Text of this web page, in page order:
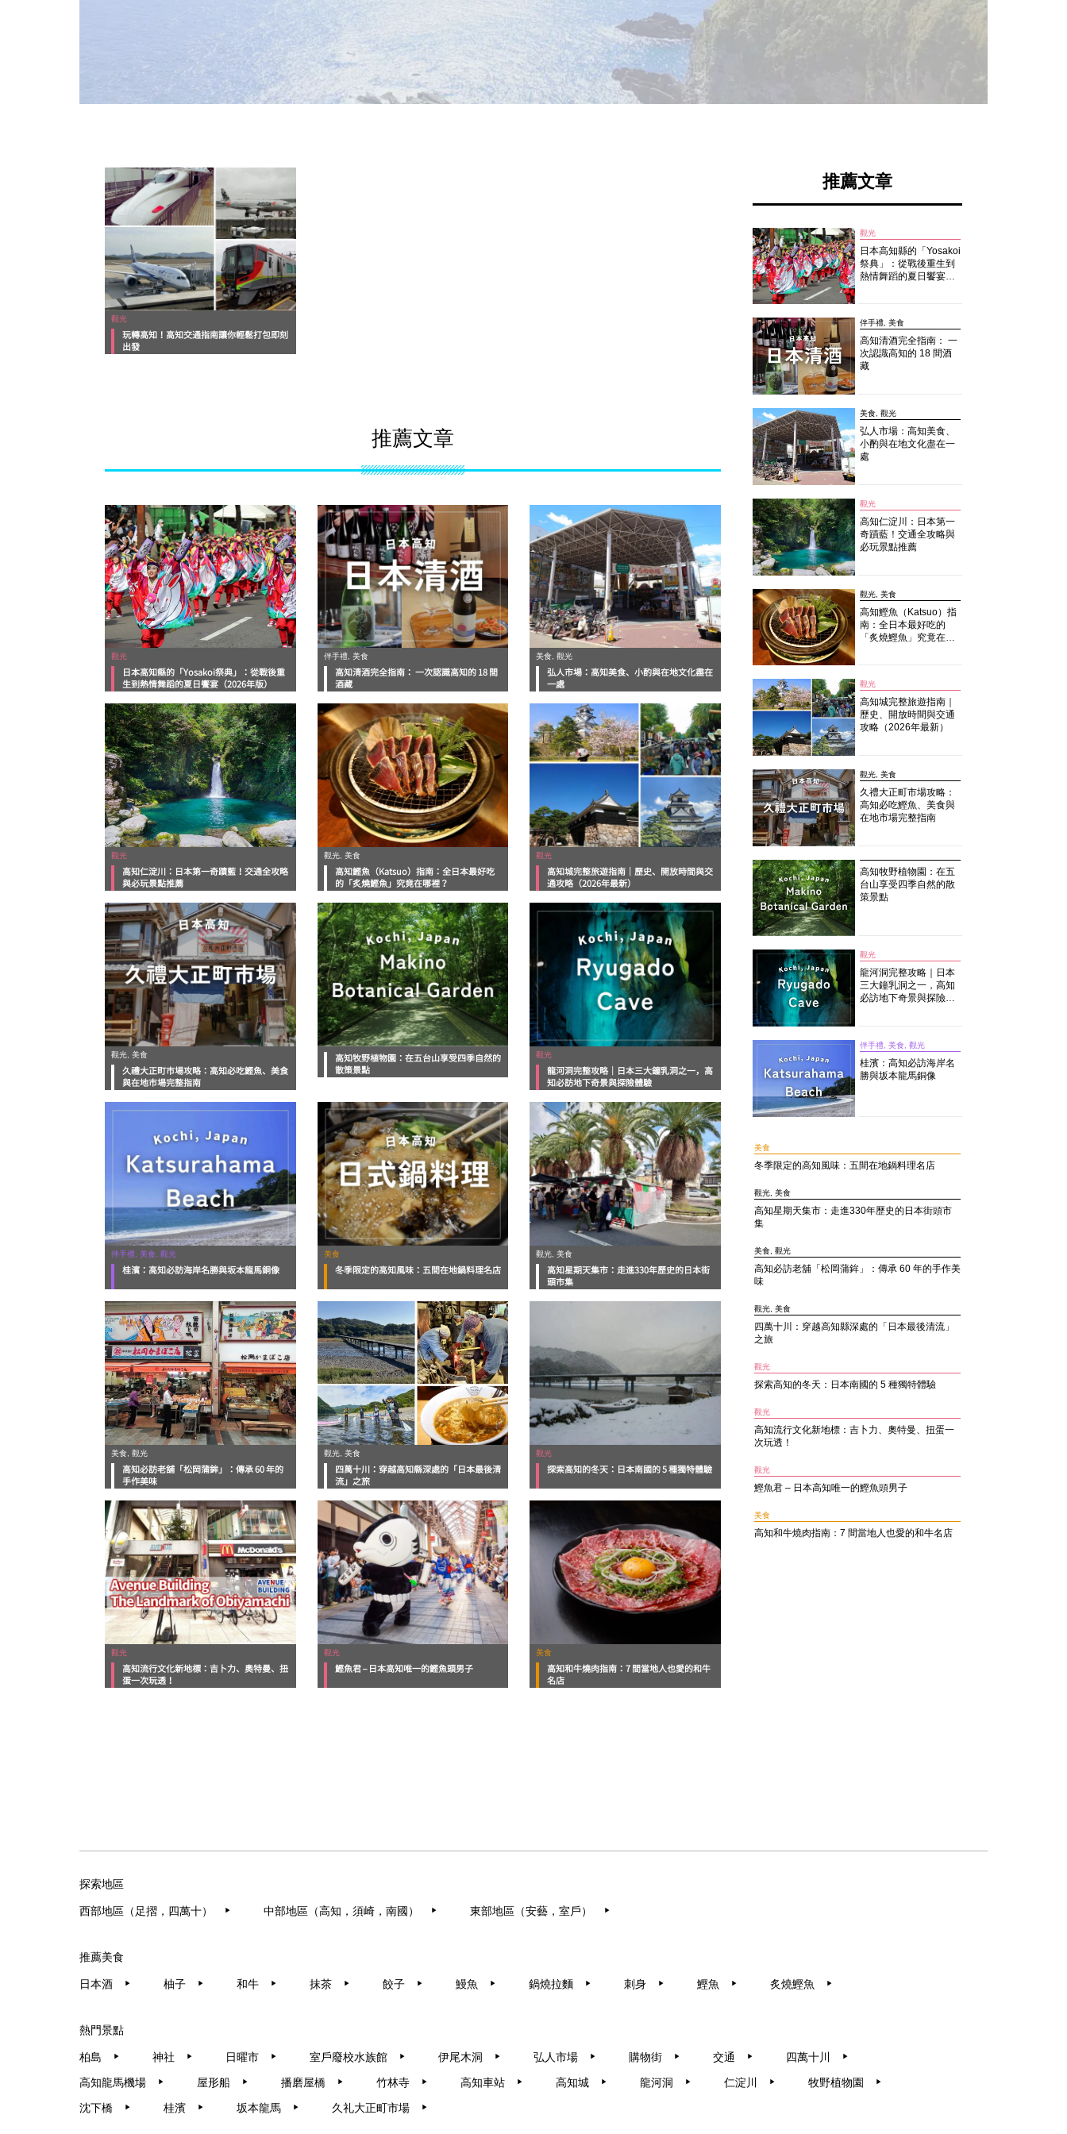
觀光
玩轉高知！高知交通指南讓你輕鬆打包即刻
出發
推薦文章
觀光
日本高知縣的「Yosakoi祭典」：從戰後重
生到熱情舞蹈的夏日饗宴（2026年版）
伴手禮, 美食
高知清酒完全指南： 一次認識高知的 18 間
酒藏
美食, 觀光
弘人市場：高知美食、小酌與在地文化盡在
一處
觀光
高知仁淀川：日本第一奇蹟藍！交通全攻略
與必玩景點推薦
觀光, 美食
高知鰹魚（Katsuo）指南：全日本最好吃
的「炙燒鰹魚」究竟在哪裡？
觀光
高知城完整旅遊指南｜歷史、開放時間與交
通攻略（2026年最新）
觀光, 美食
久禮大正町市場攻略：高知必吃鰹魚、美食
與在地市場完整指南
高知牧野植物園：在五台山享受四季自然的
散策景點
觀光
龍河洞完整攻略｜日本三大鐘乳洞之一，高
知必訪地下奇景與探險體驗
伴手禮, 美食, 觀光
桂濱：高知必訪海岸名勝與坂本龍馬銅像
美食
冬季限定的高知風味：五間在地鍋料理名店
觀光, 美食
高知星期天集市：走進330年歷史的日本街
頭市集
美食, 觀光
高知必訪老舖「松岡蒲鉾」：傳承 60 年的
手作美味
觀光, 美食
四萬十川：穿越高知縣深處的「日本最後清
流」之旅
觀光
探索高知的冬天：日本南國的 5 種獨特體驗
觀光
高知流行文化新地標：吉卜力、奧特曼、扭
蛋一次玩透！
觀光
鰹魚君 – 日本高知唯一的鰹魚頭男子
美食
高知和牛燒肉指南：7 間當地人也愛的和牛
名店
推薦文章
觀光
日本高知縣的「Yosakoi
祭典」：從戰後重生到
熱情舞蹈的夏日饗宴
伴手禮, 美食
高知清酒完全指南： 一
次認識高知的 18 間酒
藏
美食, 觀光
弘人市場：高知美食、
小酌與在地文化盡在一
處
觀光
高知仁淀川：日本第一
奇蹟藍！交通全攻略與
必玩景點推薦
觀光, 美食
高知鰹魚（Katsuo）指
南：全日本最好吃的
「炙燒鰹魚」究竟在哪
觀光
高知城完整旅遊指南｜
歷史、開放時間與交通
攻略（2026年最新）
觀光, 美食
久禮大正町市場攻略：
高知必吃鰹魚、美食與
在地市場完整指南
高知牧野植物園：在五
台山享受四季自然的散
策景點
觀光
龍河洞完整攻略｜日本
三大鐘乳洞之一，高知
必訪地下奇景與探險體
伴手禮, 美食, 觀光
桂濱：高知必訪海岸名
勝與坂本龍馬銅像
美食
冬季限定的高知風味：五間在地鍋料理名店
觀光, 美食
高知星期天集市：走進330年歷史的日本街頭市
集
美食, 觀光
高知必訪老舖「松岡蒲鉾」：傳承 60 年的手作美
味
觀光, 美食
四萬十川：穿越高知縣深處的「日本最後清流」
之旅
觀光
探索高知的冬天：日本南國的 5 種獨特體驗
觀光
高知流行文化新地標：吉卜力、奧特曼、扭蛋一
次玩透！
觀光
鰹魚君 – 日本高知唯一的鰹魚頭男子
美食
高知和牛燒肉指南：7 間當地人也愛的和牛名店
探索地區
西部地區（足摺，四萬十） ▶︎ 中部地區（高知，須崎，南國） ▶︎ 東部地區（安藝，室戶） ▶︎
推薦美食
日本酒 ▶︎ 柚子 ▶︎ 和牛 ▶︎ 抹茶 ▶︎ 餃子 ▶︎ 鰻魚 ▶︎ 鍋燒拉麵 ▶︎ 刺身 ▶︎ 鰹魚 ▶︎ 炙燒鰹魚 ▶︎
熱門景點
柏島 ▶︎ 神社 ▶︎ 日曜市 ▶︎ 室戶廢校水族館 ▶︎ 伊尾木洞 ▶︎ 弘人市場 ▶︎ 購物街 ▶︎ 交通 ▶︎ 四萬十川 ▶︎
高知龍馬機場 ▶︎ 屋形船 ▶︎ 播磨屋橋 ▶︎ 竹林寺 ▶︎ 高知車站 ▶︎ 高知城 ▶︎ 龍河洞 ▶︎ 仁淀川 ▶︎ 牧野植物園 ▶︎
沈下橋 ▶︎ 桂濱 ▶︎ 坂本龍馬 ▶︎ 久礼大正町市場 ▶︎